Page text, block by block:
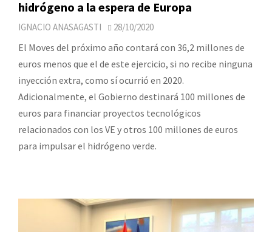
hidrógeno a la espera de Europa
IGNACIO ANASAGASTI 28/10/2020
El Moves del próximo año contará con 36,2 millones de
euros menos que el de este ejercicio, si no recibe ninguna
inyección extra, como sí ocurrió en 2020.
Adicionalmente, el Gobierno destinará 100 millones de
euros para financiar proyectos tecnológicos
relacionados con los VE y otros 100 millones de euros
para impulsar el hidrógeno verde.